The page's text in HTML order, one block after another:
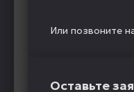
Или позвоните
Оставьте